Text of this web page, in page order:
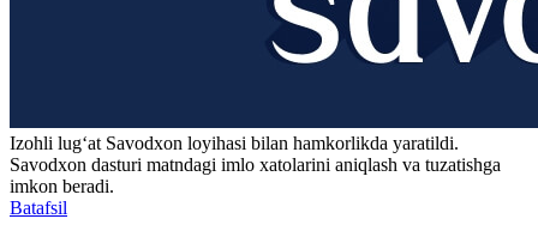
Izohli lugʻat Savodxon loyihasi bilan hamkorlikda yaratildi.
Savodxon dasturi matndagi imlo xatolarini aniqlash va tuzatishga
imkon beradi.
Batafsil